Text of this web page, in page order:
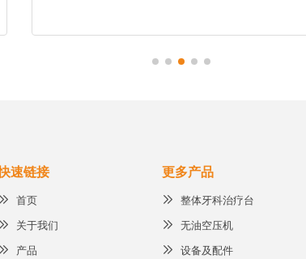
速链接
首页
关于我们
产品
更多产品
整体牙科治疗台
无油空压机
设备及配件